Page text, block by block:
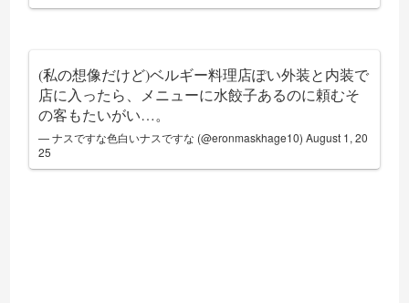
(私の想像だけど)ベルギー料理店ぽい外装と内装で
店に入ったら、メニューに水餃子あるのに頼むそ
の客もたいがい…。
— ナスですな色白いナスですな (@eronmaskhage10)August 1, 20
25